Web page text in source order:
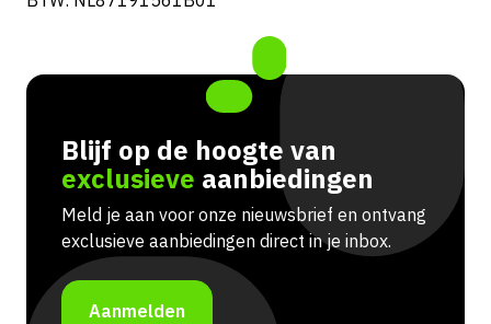
Blijf op de hoogte van
exclusieve aanbiedingen
Meld je aan voor onze nieuwsbrief en ontvang
exclusieve aanbiedingen direct in je inbox.
Aanmelden